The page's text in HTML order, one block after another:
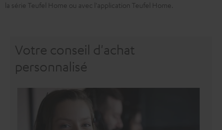
la série Teufel Home ou avec l'application Teufel Home.
Votre conseil d'achat
personnalisé